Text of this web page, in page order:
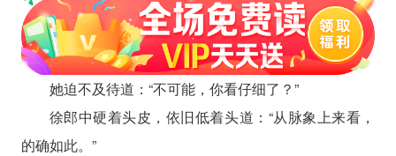
她迫不及待道：“不可能，你看仔细了？”
徐郎中硬着头皮，依旧低着头道：“从脉象上来看，
的确如此。”